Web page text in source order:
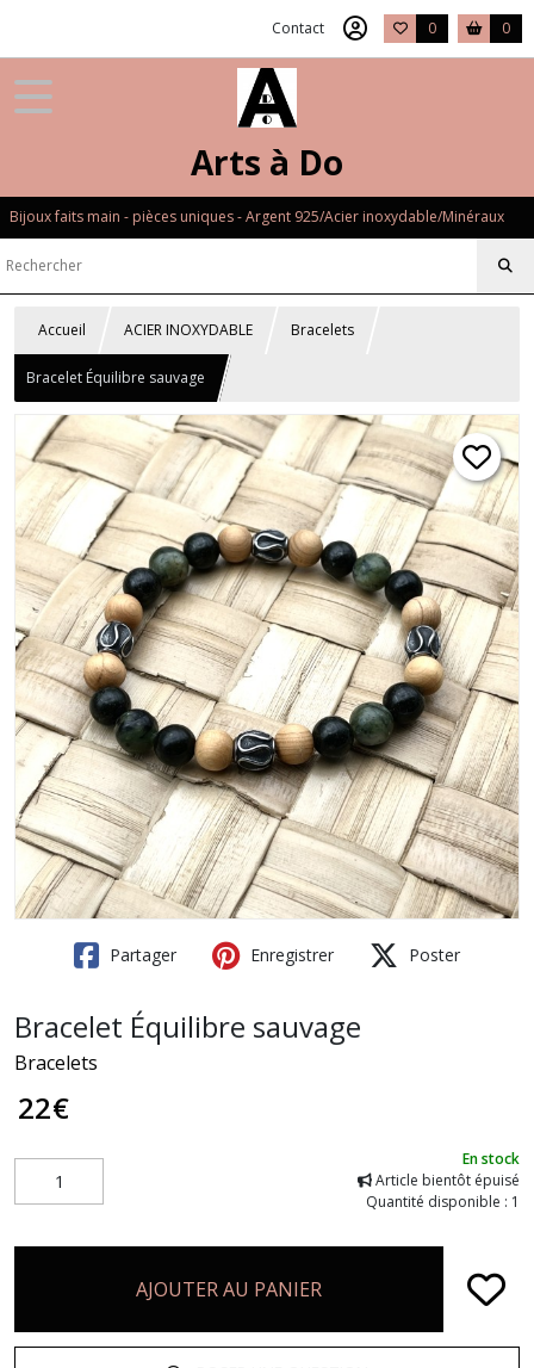
Contact 0 0
Arts à Do
Bijoux faits main - pièces uniques - Argent 925/Acier inoxydable/Minéraux
Accueil ACIER INOXYDABLE Bracelets
Bracelet Équilibre sauvage
Partager Enregistrer Poster
Bracelet Équilibre sauvage
Bracelets
22€
En stock
Article bientôt épuisé
Quantité disponible : 1
AJOUTER AU PANIER